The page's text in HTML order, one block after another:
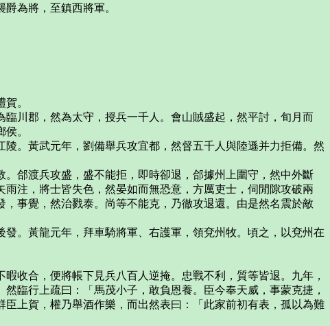
為將，至鎮西將軍。
。
川郡，然為太守，授兵一千人。會山賊盛起，然平討，旬月而
。
。黃武元年，劉備舉兵攻宜都，然督五千人與陸遜并力拒備。然
郃渡兵攻盛，盛不能拒，即時卻退，郃據州上圍守，然中外斷
注，將士皆失色，然晏如而無恐意，方厲吏士，伺閒隙攻破兩
事覺，然治戮泰。尚等不能克，乃徹攻退還。由是然名震於敵
。黃龍元年，拜車騎將軍、右護軍，領兗州牧。頃之，以兗州在
收合，便將帳下見兵八百人逆掩。忠戰不利，質等皆退。九年，
臨行上疏曰：「馬茂小子，敢負恩養。臣今奉天威，事蒙克捷，
上賀，權乃舉酒作樂，而出然表曰：「此家前初有表，孤以為難